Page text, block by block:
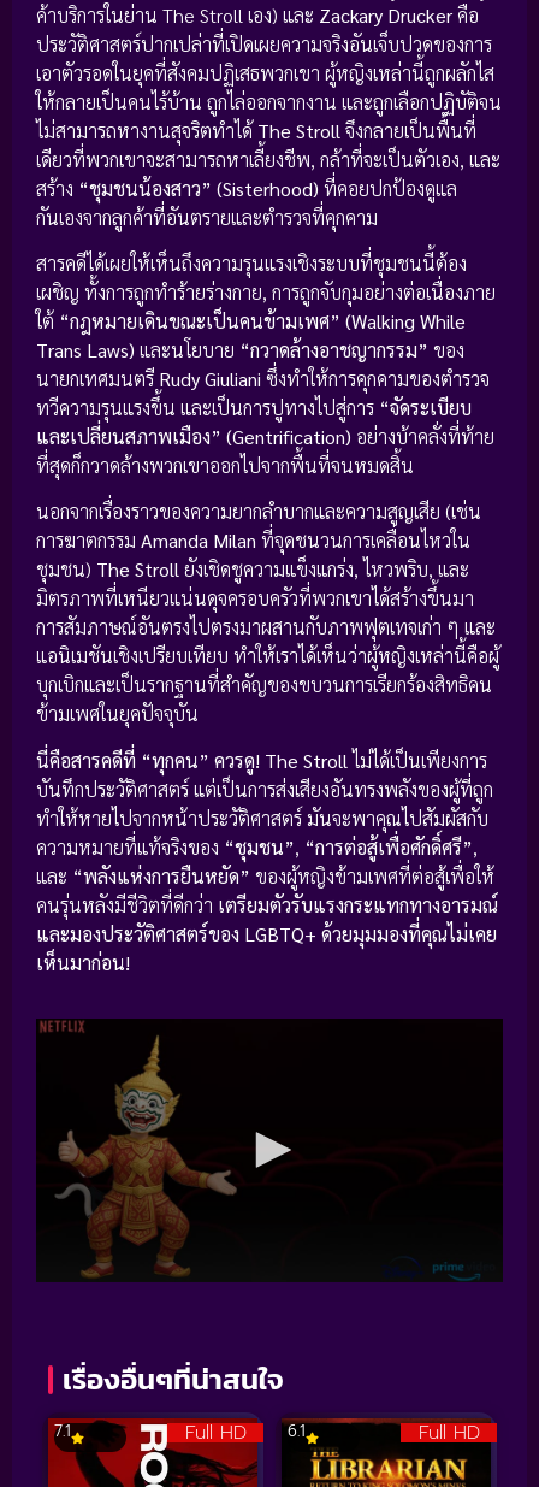
ค้าบริการในย่าน The Stroll เอง) และ Zackary Druckerคือ
ประวัติศาสตร์ปากเปล่าที่เปิดเผยความจริงอันเจ็บปวดของการ
เอาตัวรอดในยุคที่สังคมปฏิเสธพวกเขา ผู้หญิงเหล่านี้ถูกผลักไส
ให้กลายเป็นคนไร้บ้าน ถูกไล่ออกจากงาน และถูกเลือกปฏิบัติจน
ไม่สามารถหางานสุจริตทำได้The Stroll จึงกลายเป็นพื้นที่
เดียวที่พวกเขาจะสามารถหาเลี้ยงชีพ, กล้าที่จะเป็นตัวเอง, และ
สร้าง “ชุมชนน้องสาว” (Sisterhood) ที่คอยปกป้องดูแล
กันเองจากลูกค้าที่อันตรายและตำรวจที่คุกคาม
สารคดีได้เผยให้เห็นถึงความรุนแรงเชิงระบบที่ชุมชนนี้ต้อง
เผชิญ ทั้งการถูกทำร้ายร่างกาย, การถูกจับกุมอย่างต่อเนื่องภาย
ใต้ “กฎหมายเดินขณะเป็นคนข้ามเพศ” (Walking While
Trans Laws) และนโยบาย “กวาดล้างอาชญากรรม” ของ
นายกเทศมนตรี Rudy Giuliani ซึ่งทำให้การคุกคามของตำรวจ
ทวีความรุนแรงขึ้น และเป็นการปูทางไปสู่การ “จัดระเบียบ
และเปลี่ยนสภาพเมือง” (Gentrification) อย่างบ้าคลั่งที่ท้าย
ที่สุดก็กวาดล้างพวกเขาออกไปจากพื้นที่จนหมดสิ้น
นอกจากเรื่องราวของความยากลำบากและความสูญเสีย (เช่น
การฆาตกรรม Amanda Milan ที่จุดชนวนการเคลื่อนไหวใน
ชุมชน) The Strollยังเชิดชูความแข็งแกร่ง, ไหวพริบ, และ
มิตรภาพที่เหนียวแน่นดุจครอบครัวที่พวกเขาได้สร้างขึ้นมา
การสัมภาษณ์อันตรงไปตรงมาผสานกับภาพฟุตเทจเก่า ๆ และ
แอนิเมชันเชิงเปรียบเทียบ ทำให้เราได้เห็นว่าผู้หญิงเหล่านี้คือผู้
บุกเบิกและเป็นรากฐานที่สำคัญของขบวนการเรียกร้องสิทธิคน
ข้ามเพศในยุคปัจจุบัน
นี่คือสารคดีที่ “ทุกคน” ควรดู! The Strollไม่ได้เป็นเพียงการ
บันทึกประวัติศาสตร์ แต่เป็นการส่งเสียงอันทรงพลังของผู้ที่ถูก
ทำให้หายไปจากหน้าประวัติศาสตร์ มันจะพาคุณไปสัมผัสกับ
ความหมายที่แท้จริงของ “ชุมชน”, “การต่อสู้เพื่อศักดิ์ศรี”,
และ “พลังแห่งการยืนหยัด” ของผู้หญิงข้ามเพศที่ต่อสู้เพื่อให้
คนรุ่นหลังมีชีวิตที่ดีกว่า เตรียมตัวรับแรงกระแทกทางอารมณ์
และมองประวัติศาสตร์ของ LGBTQ+ ด้วยมุมมองที่คุณไม่เคย
เห็นมาก่อน!
เรื่องอื่นๆที่น่าสนใจ
Full HD
7.1 Full HD
6.1